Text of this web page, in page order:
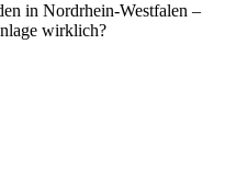
in Nordrhein-Westfalen –
wirklich?